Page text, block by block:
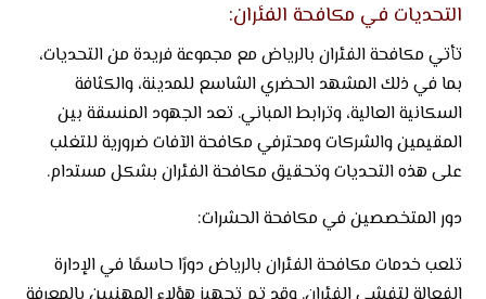
التحديات في مكافحة الفئران:
تأتي مكافحة الفئران بالرياض مع مجموعة فريدة من التحديات،
بما في ذلك المشهد الحضري الشاسع للمدينة، والكثافة
السكانية العالية، وترابط المباني. تعد الجهود المنسقة بين
المقيمين والشركات ومحترفي مكافحة الآفات ضرورية للتغلب
على هذه التحديات وتحقيق مكافحة الفئران بشكل مستدام.
دور المتخصصين في مكافحة الحشرات:
تلعب خدمات مكافحة الفئران بالرياض دورًا حاسمًا في الإدارة